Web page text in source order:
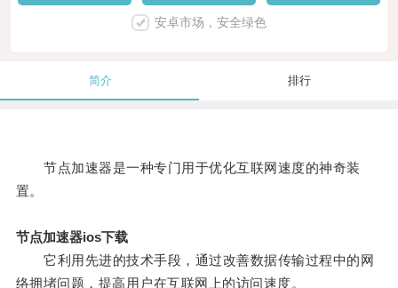
安卓市场，安全绿色
简介 排行
节点加速器是一种专门用于优化互联网速度的神奇装
置。
节点加速器ios下载
它利用先进的技术手段，通过改善数据传输过程中的网
络拥堵问题，提高用户在互联网上的访问速度。